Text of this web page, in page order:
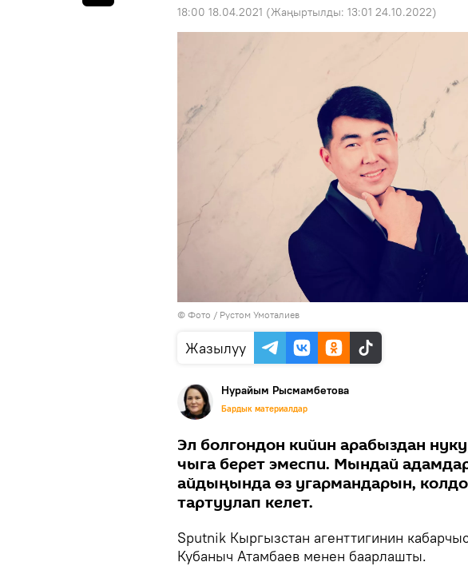
18:00 18.04.2021 (Жаңыртылды: 13:01 24.10.2022)
© Фото / Рустом Умоталиев
Жазылуу
Нурайым Рысмамбетова
Бардык материалдар
Эл болгондон кийин арабыздан
чыга берет эмеспи. Мындай
айдыңында өз угармандарын,
тартуулап келет.
Sputnik Кыргызстан агенттигинин
Кубаныч Атамбаев менен баарлашты.